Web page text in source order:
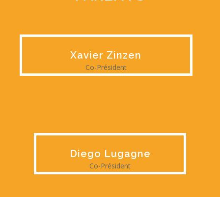
Xavier Zinzen
Co-Président
Diego Lugagne
Co-Président